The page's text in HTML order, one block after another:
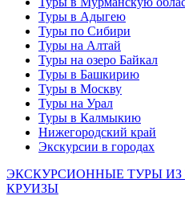
Туры в Адыгею
Туры по Сибири
Туры на Алтай
Туры на озеро Байкал
Туры в Башкирию
Туры в Москву
Туры на Урал
Туры в Калмыкию
Нижегородский край
Экскурсии в городах
ЭКСКУРСИОННЫЕ ТУРЫ ИЗ
КРУИЗЫ